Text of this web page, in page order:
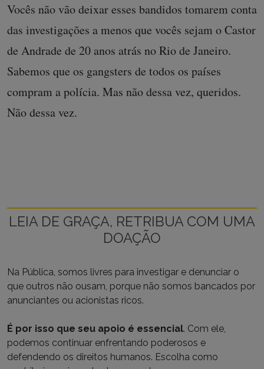
Vocês não vão deixar esses bandidos tomarem conta
das investigações a menos que vocês sejam o Castor
de Andrade de 20 anos atrás no Rio de Janeiro.
Sabemos que os gangsters de todos os países
compram a polícia. Mas não dessa vez, queridos.
Não dessa vez.
LEIA DE GRAÇA, RETRIBUA COM UMA
DOAÇÃO
Na Pública, somos livres para investigar e denunciar o
que outros não ousam, porque não somos bancados por
anunciantes ou acionistas ricos.
É por isso que seu apoio é essencial. Com ele,
podemos continuar enfrentando poderosos e
defendendo os direitos humanos. Escolha como